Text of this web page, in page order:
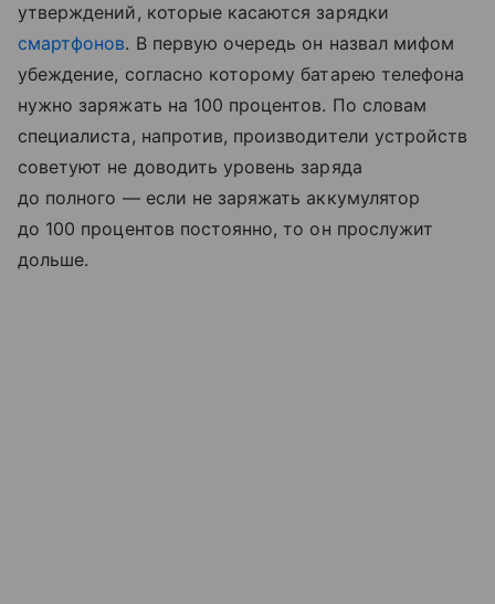
утверждений, которые касаются зарядки
смартфонов. В первую очередь он назвал мифом
убеждение, согласно которому батарею телефона
нужно заряжать на 100 процентов. По словам
специалиста, напротив, производители устройств
советуют не доводить уровень заряда
до полного — если не заряжать аккумулятор
до 100 процентов постоянно, то он прослужит
дольше.